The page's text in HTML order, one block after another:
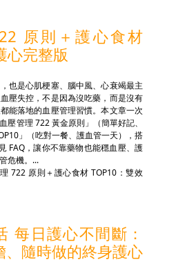
原則＋護心食材
心完整版
也是心肌梗塞、腦中風、心衰竭最主
壓失控，不是因為沒吃藥，而是沒有
能落地的血壓管理習慣。本文章一次
壓管理 722 黃金原則」（簡單好記、
」（吃對一餐、護血管一天），搭
FAQ，讓你不靠藥物也能穩血壓、護
危機。...
722 原則＋護心食材 TOP10：雙效
每日護心不間斷：
、隨時做的終身護心